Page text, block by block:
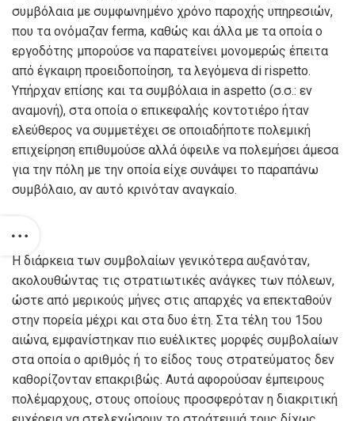
συμβόλαια με συμφωνημένο χρόνο παροχής υπηρεσιών,
που τα ονόμαζαν ferma, καθώς και άλλα με τα οποία ο
εργοδότης μπορούσε να παρατείνει μονομερώς έπειτα
από έγκαιρη προειδοποίηση, τα λεγόμενα di rispetto.
Υπήρχαν επίσης και τα συμβόλαια in aspetto (σ.σ.: εν
αναμονή), στα οποία ο επικεφαλής κοντοτιέρο ήταν
ελεύθερος να συμμετέχει σε οποιαδήποτε πολεμική
επιχείρηση επιθυμούσε αλλά όφειλε να πολεμήσει άμεσα
για την πόλη με την οποία είχε συνάψει το παραπάνω
συμβόλαιο, αν αυτό κρινόταν αναγκαίο.
Η διάρκεια των συμβολαίων γενικότερα αυξανόταν,
ακολουθώντας τις στρατιωτικές ανάγκες των πόλεων,
ώστε από μερικούς μήνες στις απαρχές να επεκταθούν
στην πορεία μέχρι και στα δυο έτη. Στα τέλη του 15ου
αιώνα, εμφανίστηκαν πιο ευέλικτες μορφές συμβολαίων
στα οποία ο αριθμός ή το είδος τους στρατεύματος δεν
καθορίζονταν επακριβώς. Αυτά αφορούσαν έμπειρους
πολέμαρχους, στους οποίους προσφερόταν η διακριτική